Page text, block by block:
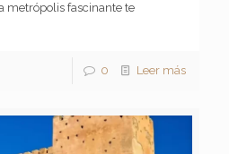
metrópolis fascinante te
0 Leer más